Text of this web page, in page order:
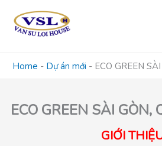
content
Home - Dự án mới - ECO GREEN
ECO GREEN SÀI GÒN,
GIỚI